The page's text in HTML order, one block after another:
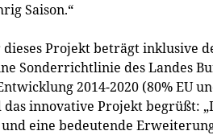
Saison.“
Projekt beträgt inklusive
Sonderrichtlinie des Landes
2014-2020 (80% EU
das innovative Projekt begrüßt:
eine bedeutende